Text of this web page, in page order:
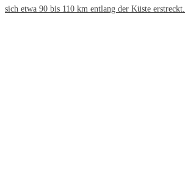
sich etwa 90 bis 110 km entlang der Küste erstreckt.